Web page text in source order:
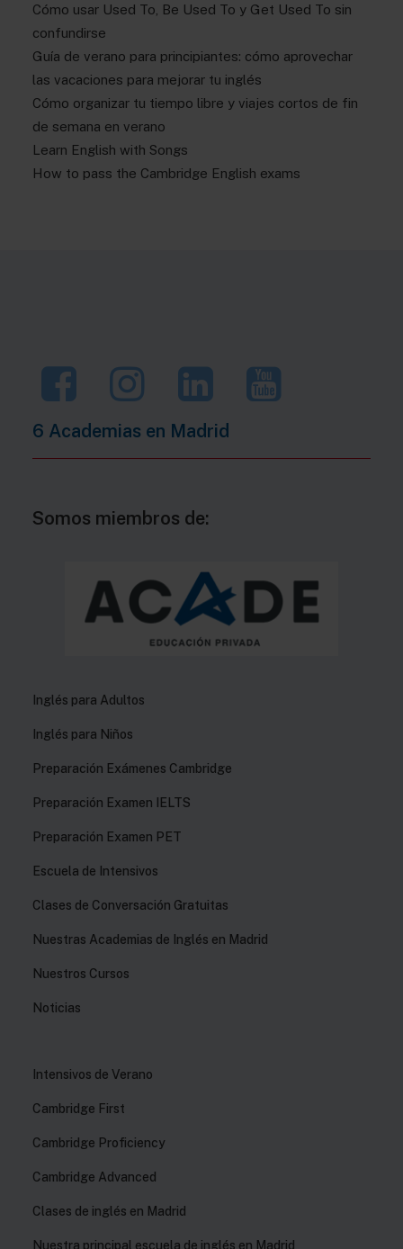
Cómo usar Used To, Be Used To y Get Used To sin
confundirse
Guía de verano para principiantes: cómo aprovechar
las vacaciones para mejorar tu inglés
Cómo organizar tu tiempo libre y viajes cortos de fin
de semana en verano
Learn English with Songs
How to pass the Cambridge English exams
6 Academias en Madrid
Somos miembros de:
Inglés para Adultos
Inglés para Niños
Preparación Exámenes Cambridge
Preparación Examen IELTS
Preparación Examen PET
Escuela de Intensivos
Clases de Conversación Gratuitas
Nuestras Academias de Inglés en Madrid
Nuestros Cursos
Noticias
Intensivos de Verano
Cambridge First
Cambridge Proficiency
Cambridge Advanced
Clases de inglés en Madrid
Nuestra principal escuela de inglés en Madrid